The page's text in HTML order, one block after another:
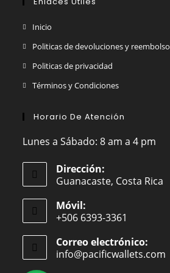
Inicio
Politicas de devoluciones y reembolso
Politicas de privacidad
Términos y Condiciones
Horario De Atención
Lunes a Sábado: 8 am a 4 pm
Dirección:
Guanacaste, Costa Rica
Móvil:
+506 6393-3361
Correo electrónico:
info@pacificwallets.com